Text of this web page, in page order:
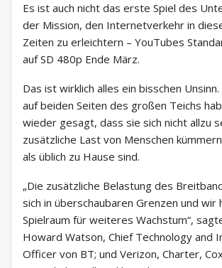
Es ist auch nicht das erste Spiel des
der Mission, den Internetverkehr in
Zeiten zu erleichtern – YouTubes
auf SD 480p Ende März.
Das ist wirklich alles ein bisschen
auf beiden Seiten des großen Teichs
wieder gesagt, dass sie sich nicht allzu
zusätzliche Last von Menschen
als üblich zu Hause sind.
„Die zusätzliche Belastung des
sich in überschaubaren Grenzen und wir
Spielraum für weiteres Wachstum“,
Howard Watson, Chief Technology and
Officer von BT; und Verizon, Charter,